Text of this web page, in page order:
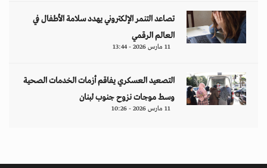
تصاعد التنمر الإلكتروني يهدد سلامة الأطفال في
العالم الرقمي
11 مارس 2026 - 13:44
التصعيد العسكري يفاقم أزمات الخدمات الصحية
وسط موجات نزوح جنوب لبنان
11 مارس 2026 - 10:26